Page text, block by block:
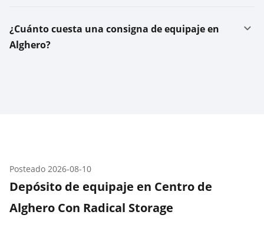
Posteado 2026-08-10
Depósito de equipaje en Centro de
Alghero Con Radical Storage
¿Cuánto cuesta una consigna de equipaje en
Alghero?